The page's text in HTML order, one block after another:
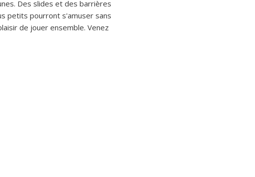
Des slides et des barrières
petits pourront s'amuser sans
de jouer ensemble. Venez